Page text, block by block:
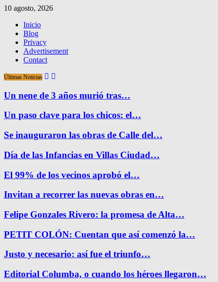
10 agosto, 2026
Inicio
Blog
Privacy
Advertisement
Contact
Últimas Noticias
Un nene de 3 años murió tras…
Un paso clave para los chicos: el…
Se inauguraron las obras de Calle del…
Día de las Infancias en Villas Ciudad…
El 99% de los vecinos aprobó el…
Invitan a recorrer las nuevas obras en…
Felipe Gonzales Rivero: la promesa de Alta…
PETIT COLÓN: Cuentan que así comenzó la…
Justo y necesario: así fue el triunfo…
Editorial Columba, o cuando los héroes llegaron…